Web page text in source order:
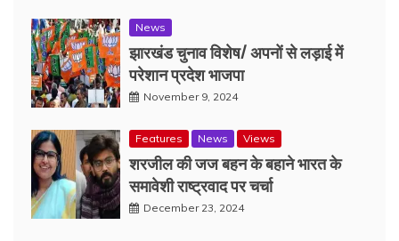
News
झारखंड चुनाव विशेष/ अपनों से लड़ाई में
परेशान प्रदेश भाजपा
November 9, 2024
Features News Views
शरजील की जज बहन के बहाने भारत के
समावेशी राष्ट्रवाद पर चर्चा
December 23, 2024